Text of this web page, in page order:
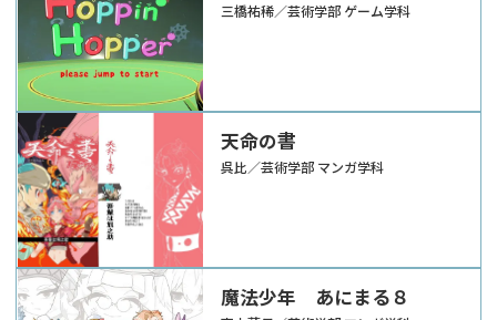
三橋祐稀／芸術学部 ゲーム学科
天命の書
呉比／芸術学部 マンガ学科
魔法少年 あにまる８